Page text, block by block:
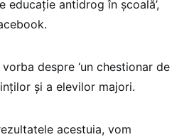
educaţie antidrog în şcoală’,
despre ‘un chestionar de
şi a elevilor majori.
acestuia, vom